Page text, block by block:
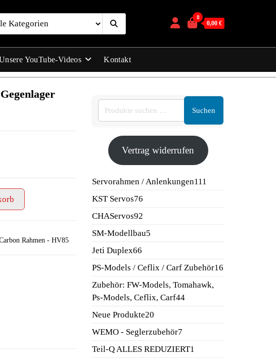
0
0,00 €
YouTube-Videos Kontakt
Rahmen - HV85
Suchen
Vertrag widerrufen
Servorahmen / Anlenkungen111
KST Servos7676
CHAServos9292
SM-Modellbau55
Jeti Duplex6666
Produkte
PS-Models / Ceflix / Carf Zubehör1616
Zubehör: FW-Models, Tomahawk,
Ps-Models, Ceflix, Carf4444
Neue Produkte2020
Produkte
WEMO - Seglerzubehör77
Teil-Q ALLES REDUZIERT1